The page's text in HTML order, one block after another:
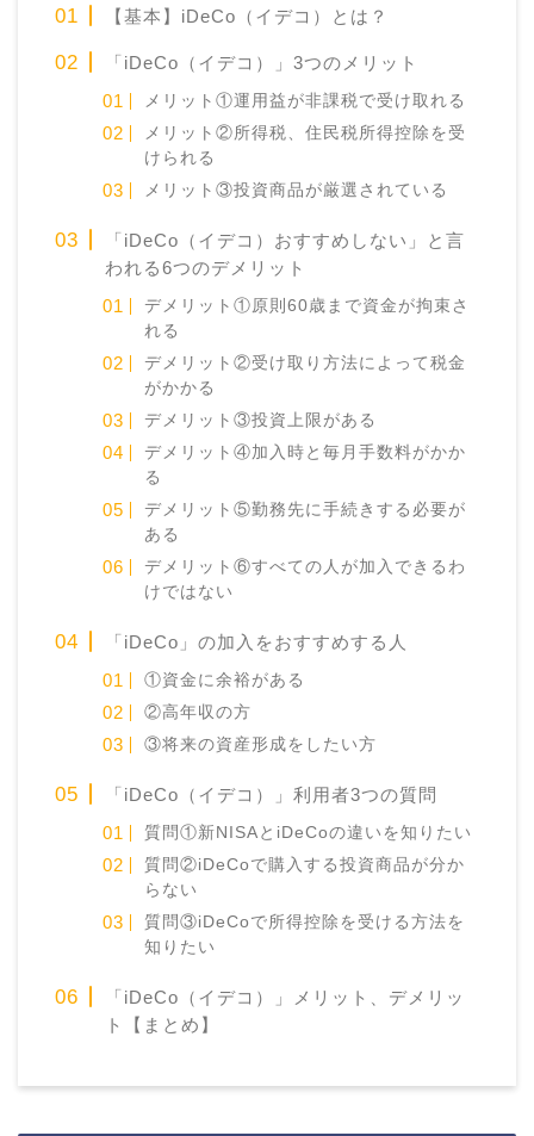
【基本】iDeCo（イデコ）とは？
「iDeCo（イデコ）」3つのメリット
メリット①運用益が非課税で受け取れる
メリット②所得税、住民税所得控除を受
けられる
メリット③投資商品が厳選されている
「iDeCo（イデコ）おすすめしない」と言
われる6つのデメリット
デメリット①原則60歳まで資金が拘束さ
れる
デメリット②受け取り方法によって税金
がかかる
デメリット③投資上限がある
デメリット④加入時と毎月手数料がかか
る
デメリット⑤勤務先に手続きする必要が
ある
デメリット⑥すべての人が加入できるわ
けではない
「iDeCo」の加入をおすすめする人
①資金に余裕がある
②高年収の方
③将来の資産形成をしたい方
「iDeCo（イデコ）」利用者3つの質問
質問①新NISAとiDeCoの違いを知りたい
質問②iDeCoで購入する投資商品が分か
らない
質問③iDeCoで所得控除を受ける方法を
知りたい
「iDeCo（イデコ）」メリット、デメリッ
ト【まとめ】